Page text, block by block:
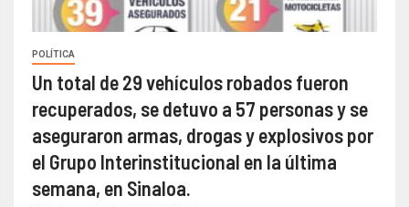
POLÍTICA
Un total de 29 vehículos robados fueron
recuperados, se detuvo a 57 personas y se
aseguraron armas, drogas y explosivos por
el Grupo Interinstitucional en la última
semana, en Sinaloa.